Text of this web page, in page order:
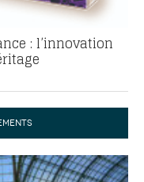
: l’innovation